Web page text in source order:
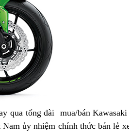
so
sánh
cua
góc
qua tổng đài voucher
mua/bán
ủy nhiệm chính thứccua
bán lẻ